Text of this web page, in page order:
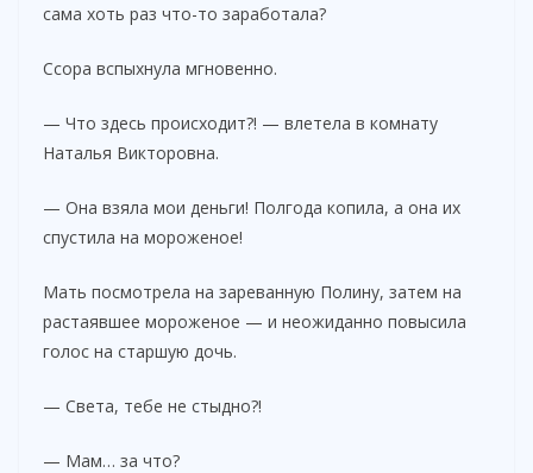
сама хоть раз что-то заработала?
Ссора вспыхнула мгновенно.
— Что здесь происходит?! — влетела в комнату
Наталья Викторовна.
— Она взяла мои деньги! Полгода копила, а она их
спустила на мороженое!
Мать посмотрела на зареванную Полину, затем на
растаявшее мороженое — и неожиданно повысила
голос на старшую дочь.
— Света, тебе не стыдно?!
— Мам… за что?